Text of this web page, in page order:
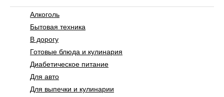
Алкоголь
Бытовая техника
В дорогу
Готовые блюда и кулинария
Диабетическое питание
Для авто
Для выпечки и кулинарии